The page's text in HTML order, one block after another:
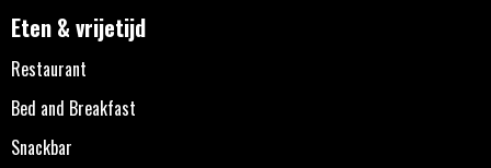
Eten & vrijetijd
Restaurant
Bed and Breakfast
Snackbar